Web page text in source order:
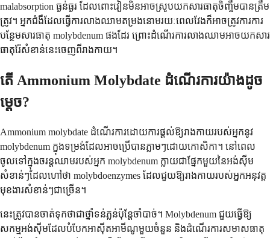
malabsorption ធ្ងន់ធ្ងរ ដែលពោះវៀនមិនអាចស្រូបយកសារធាតុចិញ្ចឹមបានត្រឹម
ត្រូវ។ អ្នកជំងឺដែលធ្វើការលាងឈាមតម្រងនោមរយៈពេលវែងក៏អាចត្រូវការការ
បន្ថែមសារធាតុ molybdenum ផងដែរ ព្រោះដំណើរការលាងឈាមអាចយកសារ
ធាតុរ៉ែសំខាន់នេះចេញពីរាងកាយ។
តើ Ammonium Molybdate ដំណើរការយ៉ាងដូច
ម្តេច?
Ammonium molybdate ដំណើរការដោយការផ្តល់ឱ្យរាងកាយរបស់អ្នកនូវ
molybdenum ក្នុងទម្រង់ដែលអាចប្រើបានភ្លាមៗដោយកោសិកា។ នៅពេល
ចូលទៅក្នុងចរន្តឈាមរបស់អ្នក molybdenum ក្លាយជាផ្នែកមួយនៃអង់ស៊ីម
សំខាន់ៗដែលហៅថា molybdoenzymes ដែលជួយឱ្យរាងកាយរបស់អ្នកអនុវត្ត
មុខងារសំខាន់ៗជាច្រើន។
នេះត្រូវបានចាត់ទុកថាជាថ្នាំទន់ភ្លន់ប៉ុន្តែចាំបាច់។ Molybdenum ជួយធ្វើឱ្យ
សកម្មអង់ស៊ីមដែលបំបែកអាស៊ីតអាមីណូមួយចំនួន និងដំណើរការសមាសធាតុ